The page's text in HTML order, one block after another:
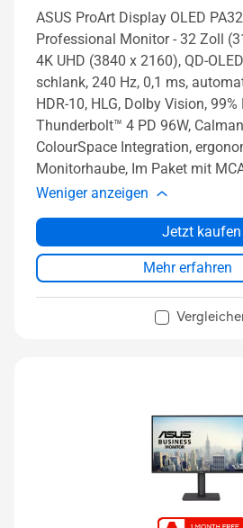
ASUS ProArt Display OLED
Professional Monitor - 32 Zoll
4K UHD (3840 x 2160), QD-
schlank, 240 Hz, 0,1 ms,
HDR-10, HLG, Dolby Vision, 99%
Thunderbolt™ 4 PD 96W,
ColourSpace Integration,
Monitorhaube, Im Paket mit
Weniger anzeigen
Jetzt kaufen
Mehr erfahren